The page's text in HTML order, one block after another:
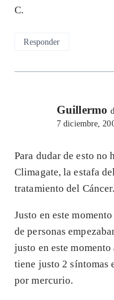
C.
Responder
Guillermo
7 diciembre,
Para dudar de esto no
Climagate, la estafa
tratamiento del Cáncer.
Justo en este
de personas
justo en este
tiene justo 2 síntomas
por mercurio.